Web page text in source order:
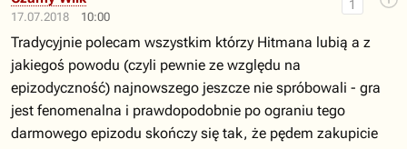
17.07.2018 10:00
1
Tradycyjnie polecam wszystkim którzy Hitmana lubią a z
jakiegoś powodu (czyli pewnie ze względu na
epizodyczność) najnowszego jeszcze nie spróbowali - gra
jest fenomenalna i prawdopodobnie po ograniu tego
darmowego epizodu skończy się tak, że pędem zakupicie